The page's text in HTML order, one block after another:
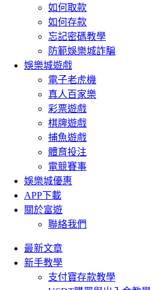
如何取款
如何存款
忘記密碼教學
防範娛樂城詐騙
娛樂城遊戲
電子老虎機
真人百家樂
彩票遊戲
棋牌遊戲
捕魚遊戲
體育投注
電競賽事
娛樂城優惠
APP下載
關於富遊
聯絡我們
最新文章
新手教學
支付寶存款教學